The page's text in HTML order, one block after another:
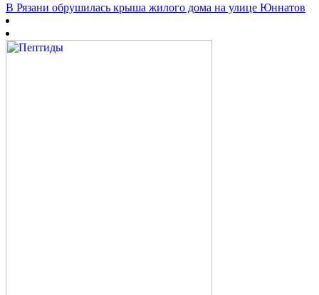
В Рязани обрушилась крыша жилого дома на улице Юннатов